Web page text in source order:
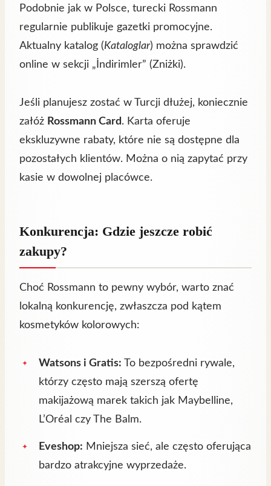
Podobnie jak w Polsce, turecki Rossmann
regularnie publikuje gazetki promocyjne.
Aktualny katalog (Kataloglar) można sprawdzić
online w sekcji „İndirimler” (Zniżki).
Jeśli planujesz zostać w Turcji dłużej, koniecznie
załóż Rossmann Card. Karta oferuje
ekskluzywne rabaty, które nie są dostępne dla
pozostałych klientów. Można o nią zapytać przy
kasie w dowolnej placówce.
Konkurencja: Gdzie jeszcze robić
zakupy?
Choć Rossmann to pewny wybór, warto znać
lokalną konkurencję, zwłaszcza pod kątem
kosmetyków kolorowych:
Watsons i Gratis: To bezpośredni rywale,
którzy często mają szerszą ofertę
makijażową marek takich jak Maybelline,
L’Oréal czy The Balm.
Eveshop: Mniejsza sieć, ale często oferująca
bardzo atrakcyjne wyprzedaże.